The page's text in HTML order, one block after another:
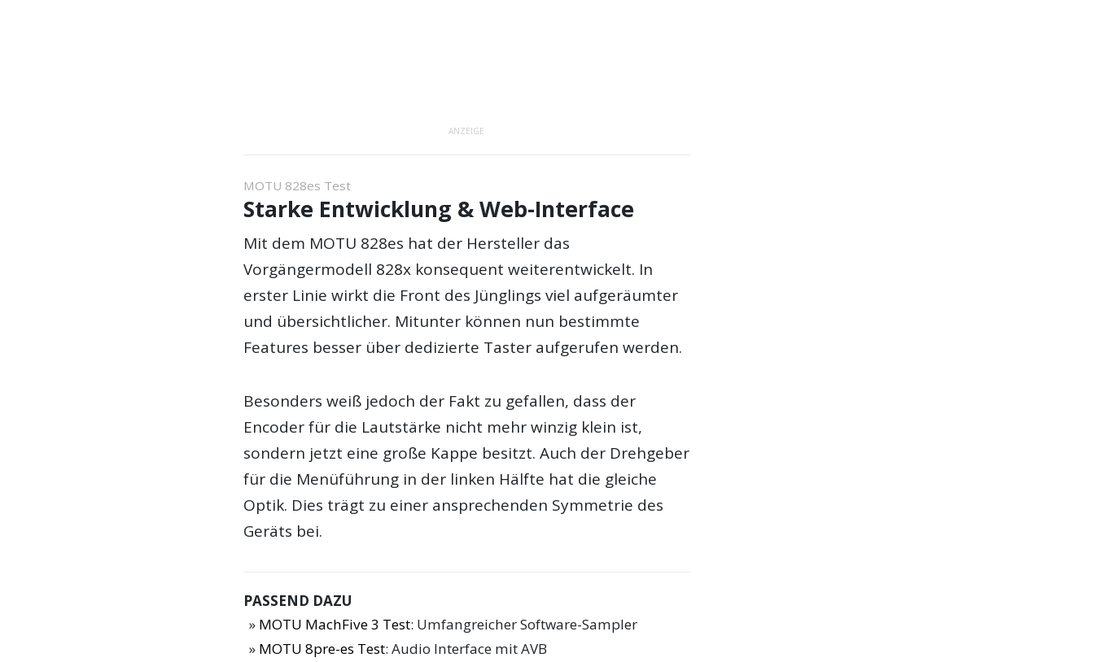
ANZEIGE
MOTU 828es Test
Starke Entwicklung & Web-Interface
Mit dem MOTU 828es hat der Hersteller das
Vorgängermodell 828x konsequent weiterentwickelt. In
erster Linie wirkt die Front des Jünglings viel aufgeräumter
und übersichtlicher. Mitunter können nun bestimmte
Features besser über dedizierte Taster aufgerufen werden.
Besonders weiß jedoch der Fakt zu gefallen, dass der
Encoder für die Lautstärke nicht mehr winzig klein ist,
sondern jetzt eine große Kappe besitzt. Auch der Drehgeber
für die Menüführung in der linken Hälfte hat die gleiche
Optik. Dies trägt zu einer ansprechenden Symmetrie des
Geräts bei.
PASSEND DAZU
MOTU MachFive 3 Test: Umfangreicher Software-Sampler
MOTU 8pre-es Test: Audio Interface mit AVB